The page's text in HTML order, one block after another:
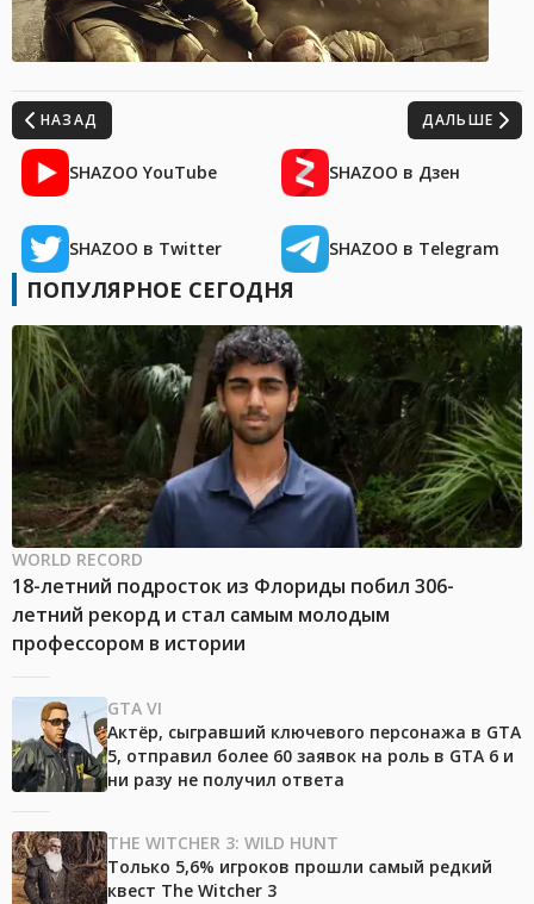
НАЗАД ДАЛЬШЕ
SHAZOO YouTube SHAZOO в Дзен
SHAZOO в Twitter SHAZOO в Telegram
ПОПУЛЯРНОЕ СЕГОДНЯ
WORLD RECORD
18-летний подросток из Флориды побил 306-
летний рекорд и стал самым молодым
профессором в истории
GTA VI
Актёр, сыгравший ключевого персонажа в GTA
5, отправил более 60 заявок на роль в GTA 6 и
ни разу не получил ответа
THE WITCHER 3: WILD HUNT
Только 5,6% игроков прошли самый редкий
квест The Witcher 3